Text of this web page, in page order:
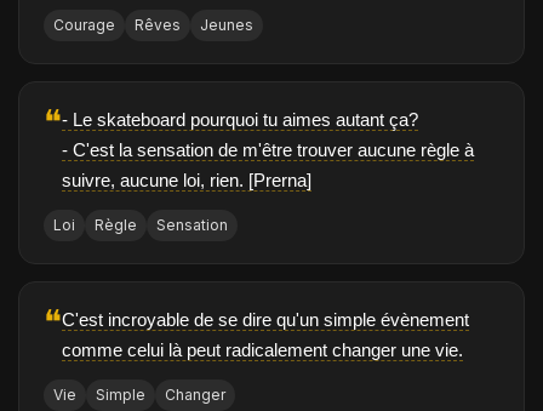
Courage Rêves Jeunes
❝- Le skateboard pourquoi tu aimes autant ça?
- C'est la sensation de m'être trouver aucune règle à
suivre, aucune loi, rien. [Prerna]
Loi Règle Sensation
❝C'est incroyable de se dire qu'un simple évènement
comme celui là peut radicalement changer une vie.
Vie Simple Changer